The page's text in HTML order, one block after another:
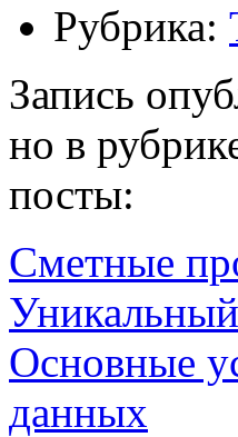
Рубрика:
Запись
но в
посты:
Сметные
Основные
данных